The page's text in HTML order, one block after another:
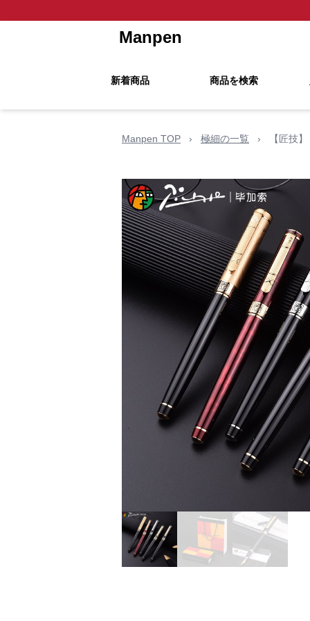
Manpen
新着商品 商品を検索
Manpen TOP › 極細の一覧 › 【匠技